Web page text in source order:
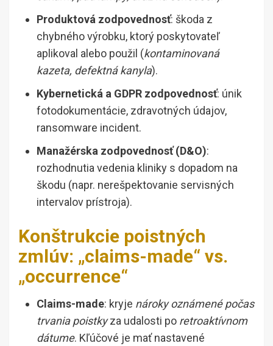
Produktová zodpovednosť: škoda z
chybného výrobku, ktorý poskytovateľ
aplikoval alebo použil (kontaminovaná
kazeta, defektná kanyla).
Kybernetická a GDPR zodpovednosť: únik
fotodokumentácie, zdravotných údajov,
ransomware incident.
Manažérska zodpovednosť (D&O):
rozhodnutia vedenia kliniky s dopadom na
škodu (napr. nerešpektovanie servisných
intervalov prístroja).
Konštrukcie poistných
zmlúv: „claims-made“ vs.
„occurrence“
Claims-made: kryje nároky oznámené počas
trvania poistkyza udalosti po retroaktívnom
dátume. Kľúčové je mať nastavené